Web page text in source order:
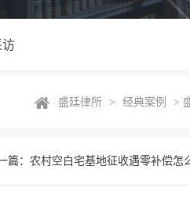
访
盛廷律所 > 经典案例 >
一篇：农村空白宅基地征收遇零补偿怎